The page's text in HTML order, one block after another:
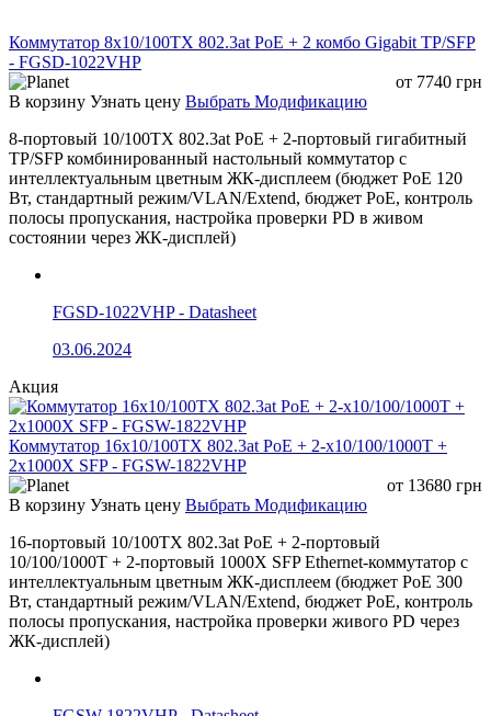
мощность
300 Вт
Охлаждение
Пассивное, безвентиляторное
Цвет
Черный
Монтаж
Настольная установка или
монтаж в стойку с помощью
кронштейнов
Рабочая
температура
0°C ~ +55°C
Относительная
Вес
2.20 кг
MTBF
> 50 000 часов
LED индикация
PoE Status— состояние питания PoE-портов
Extend — индикация специального режима работы
PS-GE16-300-2G1S— надежный Gigabit PoE коммутатор
для современных систем видеонаблюдения,
беспроводного доступа и корпоративной
Gigabit RJ45 uplink-портам, SFP uplink и PoE бюджету
300 Вт устройство обеспечивает стабильную передачу
Коммутатор 8x10/100TX 802.3at PoE + 2 комбо Gigabit TP/SFP
- FGSD-1022VHP
от 7740 грн
В корзину Узнать цену Выбрать Модификацию
8-портовый 10/100TX 802.3at PoE + 2-портовый гигабитный
TP/SFP комбинированный настольный коммутатор с
интеллектуальным цветным ЖК-дисплеем (бюджет PoE 120
Вт, стандартный режим/VLAN/Extend, бюджет PoE, контроль
полосы пропускания, настройка проверки PD в живом
состоянии через ЖК-дисплей)
FGSD-1022VHP - Datasheet
03.06.2024
Акция
Коммутатор 16x10/100TX 802.3at PoE + 2-x10/100/1000T +
2x1000X SFP - FGSW-1822VHP
от 13680 грн
В корзину Узнать цену Выбрать Модификацию
16-портовый 10/100TX 802.3at PoE + 2-портовый
10/100/1000T + 2-портовый 1000X SFP Ethernet-коммутатор с
интеллектуальным цветным ЖК-дисплеем (бюджет PoE 300
Вт, стандартный режим/VLAN/Extend, бюджет PoE, контроль
полосы пропускания, настройка проверки живого PD через
ЖК-дисплей)